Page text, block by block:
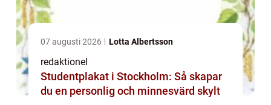
07 augusti 2026 Lotta Albertsson
redaktionel
Studentplakat i Stockholm: Så skapar
du en personlig och minnesvärd skylt